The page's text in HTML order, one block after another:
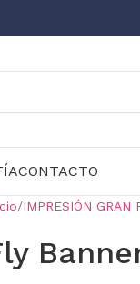
CONTACTO
IMPRESIÓN GRAN